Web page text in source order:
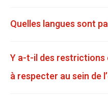
Quelles langues sont
Y a-t-il des restrictions
à respecter au sein de